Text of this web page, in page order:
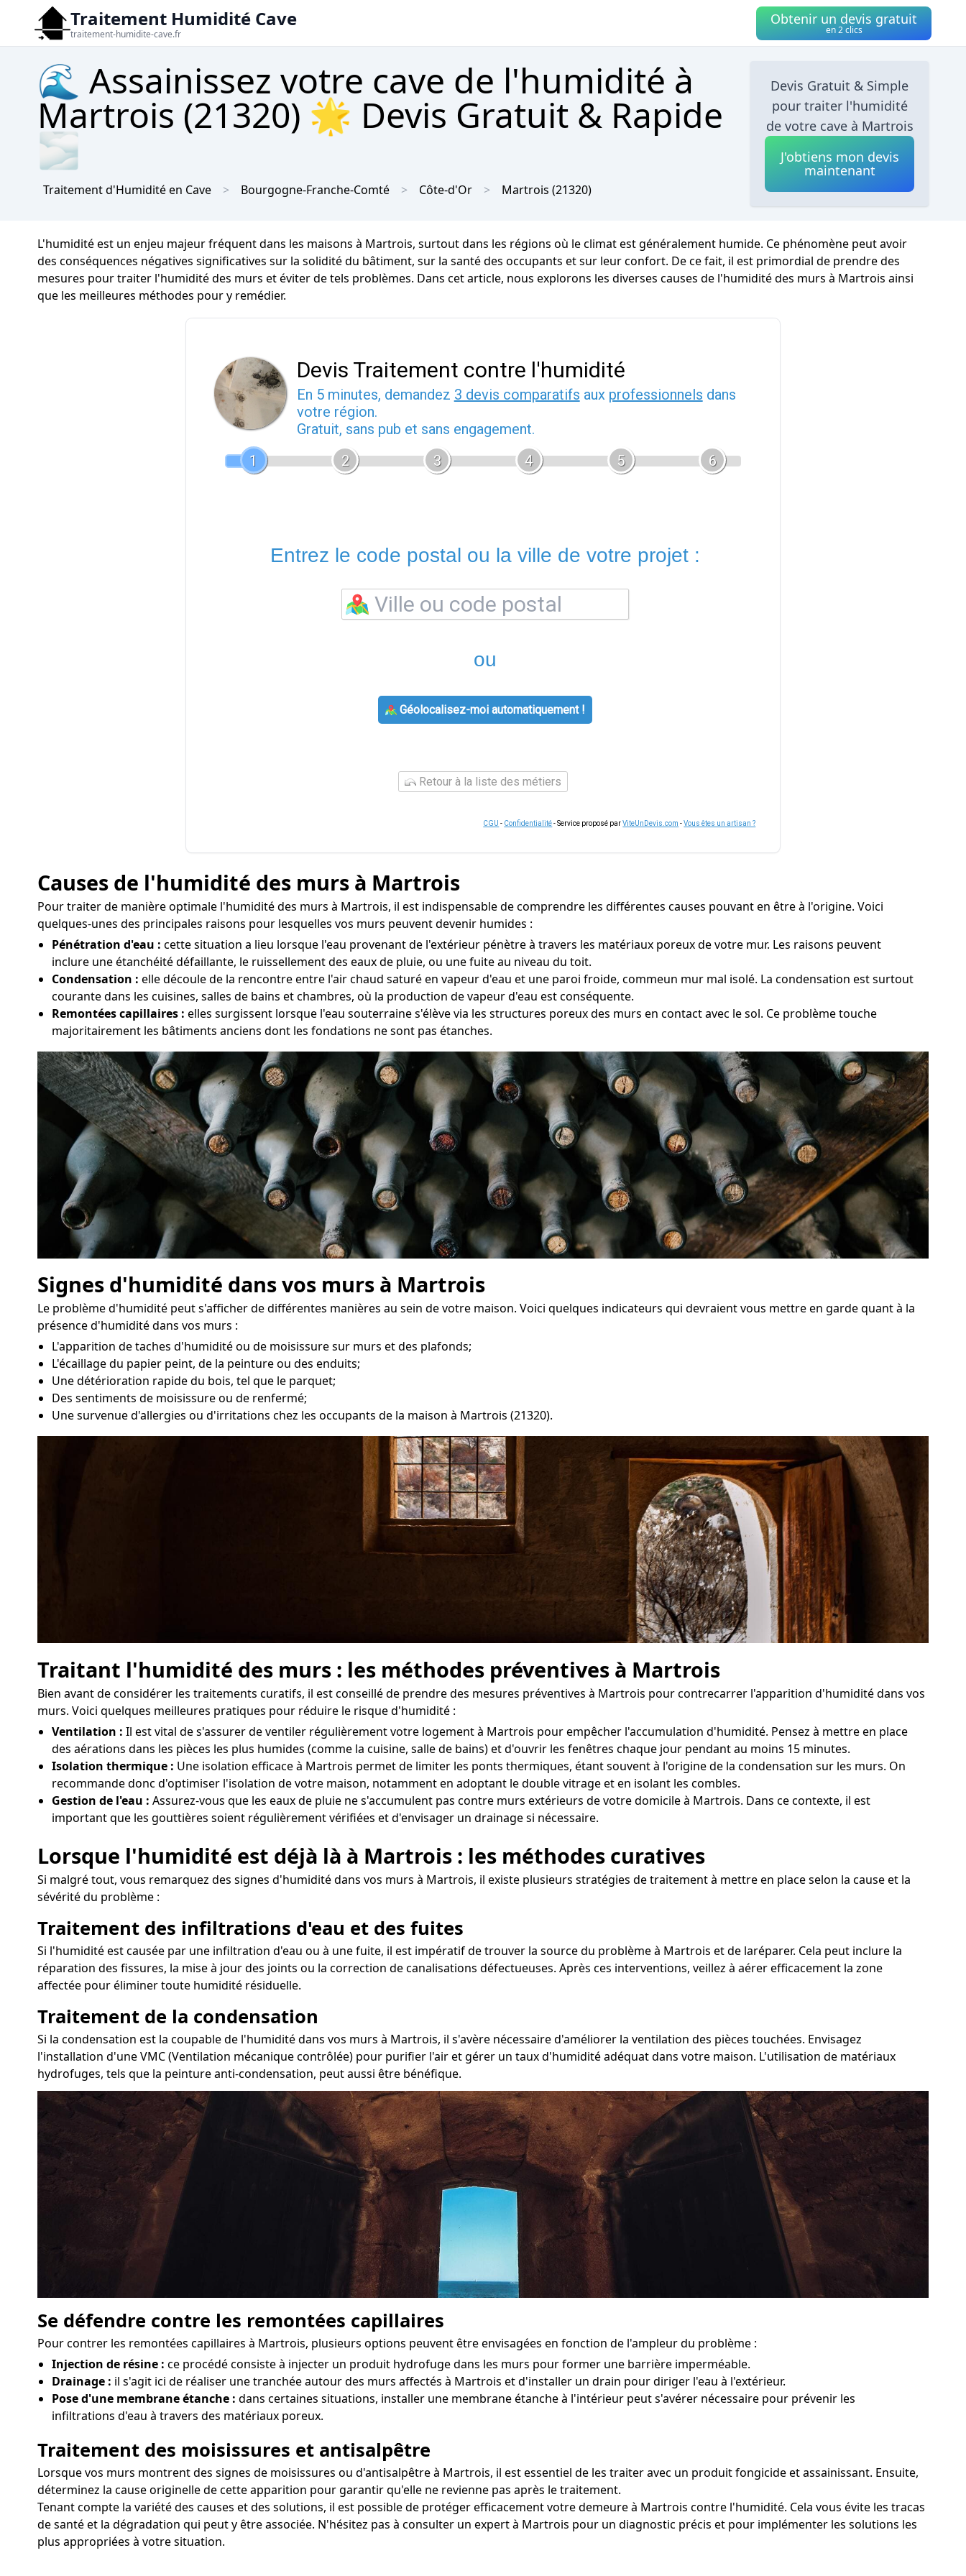
Traitement Humidité Cave
traitement-humidite-cave.fr
Obtenir un devis gratuit
en 2 clics
🌊 Assainissez votre cave de l'humidité à
Martrois (21320) 🌟 Devis Gratuit & Rapide
🌫
Traitement d'Humidité en Cave Bourgogne-Franche-Comté Côte-d'Or Martrois (21320)
Devis Gratuit & Simple
pour traiter l'humidité
de votre cave à Martrois
J'obtiens mon devis
maintenant
L'humidité est un enjeu majeur fréquent dans les maisons à Martrois, surtout dans les régions où le climat est généralement humide. Ce phénomène peut avoir
des conséquences négatives significatives sur la solidité du bâtiment, sur la santé des occupants et sur leur confort. De ce fait, il est primordial de prendre des
mesures pour traiter l'humidité des murs et éviter de tels problèmes. Dans cet article, nous explorons les diverses causes de l'humidité des murs à Martrois ainsi
que les meilleures méthodes pour y remédier.
Devis Traitement contre l'humidité
En 5 minutes, demandez 3 devis comparatifs aux professionnels dans
votre région.
Gratuit, sans pub et sans engagement.
1
2 3 4 5 6
Entrez le code postal ou la ville de votre projet :
ou
Géolocalisez-moi automatiquement !
Retour à la liste des métiers
CGU - Confidentialité- Service proposé parViteUnDevis.com -Vous êtes un artisan ?
Causes de l'humidité des murs à Martrois
Pour traiter de manière optimale l'humidité des murs à Martrois, il est indispensable de comprendre les différentes causes pouvant en être à l'origine. Voici
quelques-unes des principales raisons pour lesquelles vos murs peuvent devenir humides :
Pénétration d'eau : cette situation a lieu lorsque l'eau provenant de l'extérieur pénètre à travers les matériaux poreux de votre mur. Les raisons peuvent
inclure une étanchéité défaillante, le ruissellement des eaux de pluie, ou une fuite au niveau du toit.
Condensation : elle découle de la rencontre entre l'air chaud saturé en vapeur d'eau et une paroi froide, commeun mur mal isolé. La condensation est surtout
courante dans les cuisines, salles de bains et chambres, où la production de vapeur d'eau est conséquente.
Remontées capillaires : elles surgissent lorsque l'eau souterraine s'élève via les structures poreux des murs en contact avec le sol. Ce problème touche
majoritairement les bâtiments anciens dont les fondations ne sont pas étanches.
Signes d'humidité dans vos murs à Martrois
Le problème d'humidité peut s'afficher de différentes manières au sein de votre maison. Voici quelques indicateurs qui devraient vous mettre en garde quant à la
présence d'humidité dans vos murs :
L'apparition de taches d'humidité ou de moisissure sur murs et des plafonds;
L'écaillage du papier peint, de la peinture ou des enduits;
Une détérioration rapide du bois, tel que le parquet;
Des sentiments de moisissure ou de renfermé;
Une survenue d'allergies ou d'irritations chez les occupants de la maison à Martrois (21320).
Traitant l'humidité des murs : les méthodes préventives à Martrois
Bien avant de considérer les traitements curatifs, il est conseillé de prendre des mesures préventives à Martrois pour contrecarrer l'apparition d'humidité dans vos
murs. Voici quelques meilleures pratiques pour réduire le risque d'humidité :
Ventilation : Il est vital de s'assurer de ventiler régulièrement votre logement à Martrois pour empêcher l'accumulation d'humidité. Pensez à mettre en place
des aérations dans les pièces les plus humides (comme la cuisine, salle de bains) et d'ouvrir les fenêtres chaque jour pendant au moins 15 minutes.
Isolation thermique : Une isolation efficace à Martrois permet de limiter les ponts thermiques, étant souvent à l'origine de la condensation sur les murs. On
recommande donc d'optimiser l'isolation de votre maison, notamment en adoptant le double vitrage et en isolant les combles.
Gestion de l'eau : Assurez-vous que les eaux de pluie ne s'accumulent pas contre murs extérieurs de votre domicile à Martrois. Dans ce contexte, il est
important que les gouttières soient régulièrement vérifiées et d'envisager un drainage si nécessaire.
Lorsque l'humidité est déjà là à Martrois : les méthodes curatives
Si malgré tout, vous remarquez des signes d'humidité dans vos murs à Martrois, il existe plusieurs stratégies de traitement à mettre en place selon la cause et la
sévérité du problème :
Traitement des infiltrations d'eau et des fuites
Si l'humidité est causée par une infiltration d'eau ou à une fuite, il est impératif de trouver la source du problème à Martrois et de laréparer. Cela peut inclure la
réparation des fissures, la mise à jour des joints ou la correction de canalisations défectueuses. Après ces interventions, veillez à aérer efficacement la zone
affectée pour éliminer toute humidité résiduelle.
Traitement de la condensation
Si la condensation est la coupable de l'humidité dans vos murs à Martrois, il s'avère nécessaire d'améliorer la ventilation des pièces touchées. Envisagez
l'installation d'une VMC (Ventilation mécanique contrôlée) pour purifier l'air et gérer un taux d'humidité adéquat dans votre maison. L'utilisation de matériaux
hydrofuges, tels que la peinture anti-condensation, peut aussi être bénéfique.
Se défendre contre les remontées capillaires
Pour contrer les remontées capillaires à Martrois, plusieurs options peuvent être envisagées en fonction de l'ampleur du problème :
Injection de résine : ce procédé consiste à injecter un produit hydrofuge dans les murs pour former une barrière imperméable.
Drainage : il s'agit ici de réaliser une tranchée autour des murs affectés à Martrois et d'installer un drain pour diriger l'eau à l'extérieur.
Pose d'une membrane étanche : dans certaines situations, installer une membrane étanche à l'intérieur peut s'avérer nécessaire pour prévenir les
infiltrations d'eau à travers des matériaux poreux.
Traitement des moisissures et antisalpêtre
Lorsque vos murs montrent des signes de moisissures ou d'antisalpêtre à Martrois, il est essentiel de les traiter avec un produit fongicide et assainissant. Ensuite,
déterminez la cause originelle de cette apparition pour garantir qu'elle ne revienne pas après le traitement.
Tenant compte la variété des causes et des solutions, il est possible de protéger efficacement votre demeure à Martrois contre l'humidité. Cela vous évite les tracas
de santé et la dégradation qui peut y être associée. N'hésitez pas à consulter un expert à Martrois pour un diagnostic précis et pour implémenter les solutions les
plus appropriées à votre situation.